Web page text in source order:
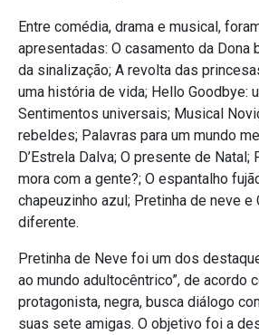
Entre comédia, drama e musical,
apresentadas: O casamento da Dona
da sinalização; A revolta das
uma história de vida; Hello Goodbye:
Sentimentos universais; Musical
rebeldes; Palavras para um mundo
D’Estrela Dalva; O presente de Natal;
mora com a gente?; O espantalho
chapeuzinho azul; Pretinha de neve e
diferente.
Pretinha de Neve foi um dos
ao mundo adultocêntrico”, de acordo
protagonista, negra, busca diálogo
suas sete amigas. O objetivo foi a